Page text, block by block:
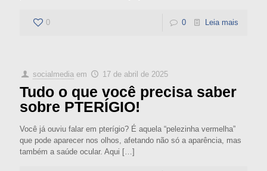
0 0 Leia mais
socialmedia em 17 de abril de 2025
Tudo o que você precisa saber
sobre PTERÍGIO!
Você já ouviu falar em pterígio? É aquela “pelezinha vermelha”
que pode aparecer nos olhos, afetando não só a aparência, mas
também a saúde ocular. Aqui […]